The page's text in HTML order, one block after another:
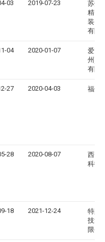
03 2019-07-23
苏州
精密
装备
有限
04 2020-01-07
爱克(
州)机
有限
27 2020-04-03 福州
28 2020-08-07
西安
科技
18 2021-12-24
特斯
技集
限公